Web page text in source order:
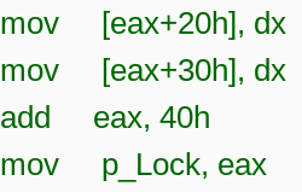
mov [eax+20h], dx
mov [eax+30h], dx
add eax, 40h
mov p_Lock, eax